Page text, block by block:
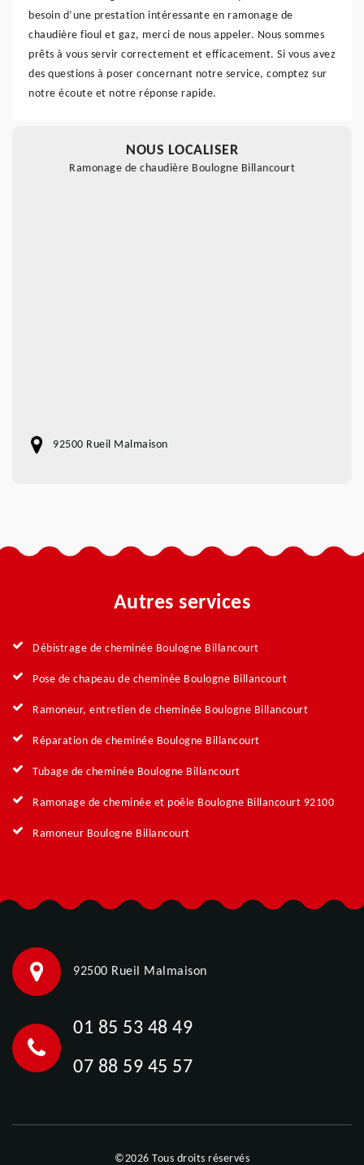
besoin d’une prestation intéressante en ramonage de
chaudière fioul et gaz, merci de nous appeler. Nous sommes
prêts à vous servir correctement et efficacement. Si vous avez
des questions à poser concernant notre service, comptez sur
notre écoute et notre réponse rapide.
NOUS LOCALISER
Ramonage de chaudière Boulogne Billancourt
92500 Rueil Malmaison
Autres services
Débistrage de cheminée Boulogne Billancourt
Pose de chapeau de cheminée Boulogne Billancourt
Ramoneur, entretien de cheminée Boulogne Billancourt
Réparation de cheminée Boulogne Billancourt
Tubage de cheminée Boulogne Billancourt
Ramonage de cheminée et poêle Boulogne Billancourt 92100
Ramoneur Boulogne Billancourt
92500 Rueil Malmaison
01 85 53 48 49
07 88 59 45 57
©2026 Tous droits réservés